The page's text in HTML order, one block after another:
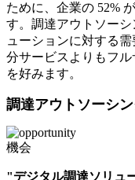
ために、企業の 52%
す。調達アウトソー
ューションに対する
分サービスよりもフ
を好みます。
調達アウトソーシ
機会
"デジタル調達ソリュ